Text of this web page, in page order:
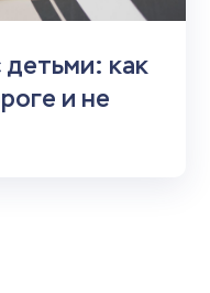
как
и не